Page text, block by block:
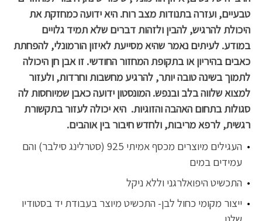
טבעיים, ועזרה בתנודות מצב רוח. היא ידועה כמחזקת את
היכולת להרגיש, להבין ולזהות דברים שלא תמיד גלויים
במודע. לעיתים נאמר שהיא מסייעת לאיזון הורמונלי, להפחתת
כאבים בהיריון או בתקופת המחזור החודשי. זו אבן חן היכולה
לתמוך בשינה טובה יותר, להרגיע מחשבות וחרדות, ולעזור
למצוא שלווה בלב ובנפש. המונסטון ידועה כאבן שמיוחסות לה
סגולות בתחום האהבה והזוגיות. היא יכולה לעזור בתקשורת
רגשית, לרפא מריבות, ולחדש חיבור בין אוהבים.
העגילים מיוצרים מכסף אמיתי 925 (סטרלינג סילבר) והם
עמידים במים
התכשיט היפואלרגני וללא ניקל
ייצור מקומי כחול לבן- התכשיט מיוצר בעבודת יד בסטודיו